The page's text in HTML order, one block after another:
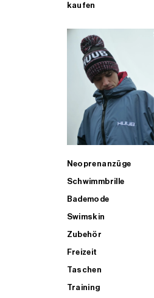
kaufen
Neoprenanzüge
Schwimmbrille
Bademode
Swimskin
Zubehör
Freizeit
Taschen
Training